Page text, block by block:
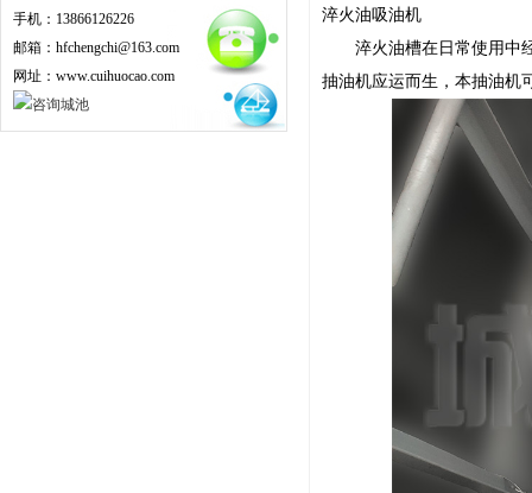
手机：13866126226
邮箱：hfchengchi@163.com
网址：www.cuihuocao.com
淬火油吸油机
淬火油槽在日常使用中经
抽油机应运而生，本抽油机